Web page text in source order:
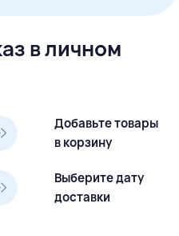
в личном
Добавьте товары
в корзину
Выберите дату
доставки